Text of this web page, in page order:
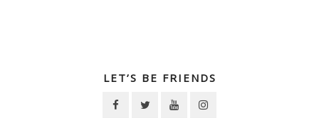
LET’S BE FRIENDS